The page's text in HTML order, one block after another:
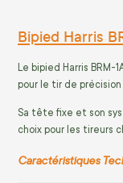
Bipied Harris
Le bipied Harris
pour le tir de
Sa tête fixe et son
choix pour les tireurs
Caractéristiques